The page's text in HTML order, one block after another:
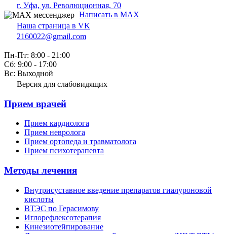
г. Уфа, ул. Революционная, 70
Написать в MAX
Наша страница в VK
2160022@gmail.com
Пн-Пт: 8:00 - 21:00
Сб: 9:00 - 17:00
Вс: Выходной
Версия для слабовидящих
Прием врачей
Прием кардиолога
Прием невролога
Прием ортопеда и травматолога
Прием психотерапевта
Методы лечения
Внутрисуставное введение препаратов гиалуроновой
кислоты
ВТЭС по Герасимову
Иглорефлексотерапия
Кинезиотейпирование